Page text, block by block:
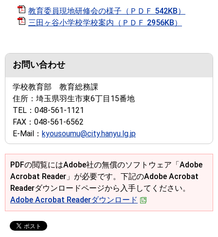
教育委員現地研修会の様子（ＰＤＦ 542KB）
三田ヶ谷小学校学校案内（ＰＤＦ 2956KB）
お問い合わせ
学校教育部 教育総務課
住所： 埼玉県羽生市東6丁目15番地
TEL： 048-561-1121
FAX： 048-561-6562
E-Mail： kyousoumu@city.hanyu.lg.jp
PDFの閲覧にはAdobe社の無償のソフトウェア「Adobe
Acrobat Reader」が必要です。下記のAdobe Acrobat
Readerダウンロードページから入手してください。
Adobe Acrobat Readerダウンロード